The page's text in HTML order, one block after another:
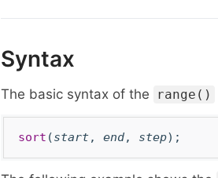
Syntax
The basic syntax of the range()
sort (start, end, step);